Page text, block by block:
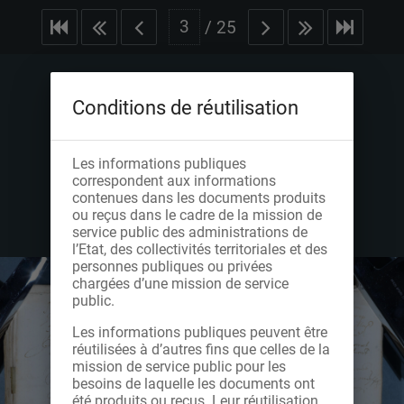
/ 25
Conditions de réutilisation
Les informations publiques
correspondent aux informations
contenues dans les documents produits
ou reçus dans le cadre de la mission de
service public des administrations de
l’Etat, des collectivités territoriales et des
personnes publiques ou privées
chargées d’une mission de service
public.
Les informations publiques peuvent être
réutilisées à d’autres fins que celles de la
mission de service public pour les
besoins de laquelle les documents ont